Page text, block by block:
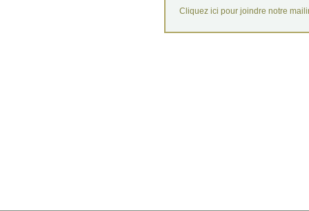
Cliquez ici pour joindre notre